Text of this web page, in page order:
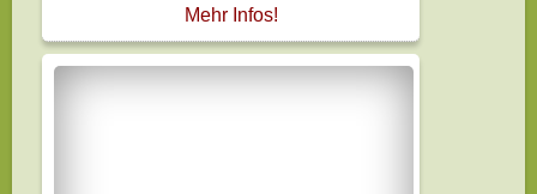
Mehr Infos!